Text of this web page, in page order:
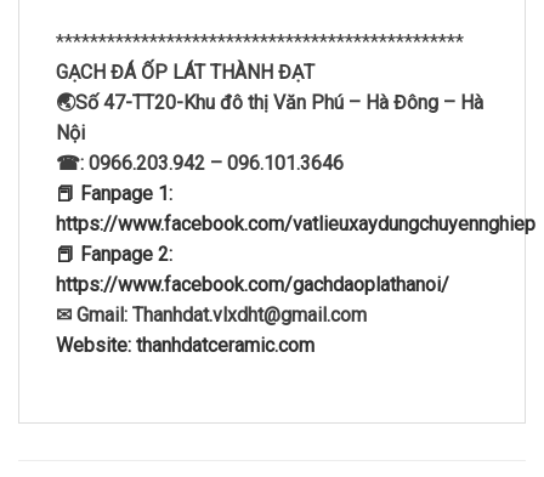
************************************************
GẠCH ĐÁ ỐP LÁT THÀNH ĐẠT
🌏Số 47-TT20-Khu đô thị Văn Phú – Hà Đông – Hà
Nội
☎: 0966.203.942 – 096.101.3646
📕 Fanpage 1:
https://www.facebook.com/vatlieuxaydungchuyennghiep
📕 Fanpage 2:
https://www.facebook.com/gachdaoplathanoi/
✉ Gmail: Thanhdat.vlxdht@gmail.com
Website: thanhdatceramic.com